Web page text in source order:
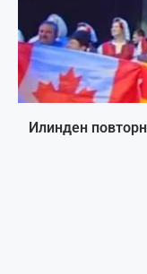
Илинден